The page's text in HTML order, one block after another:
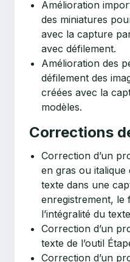
Amélioration
des miniatures
avec la capture
avec défilement.
Amélioration des
défilement des
créées avec la
modèles.
Corrections
Correction d’un
en gras ou italique
texte dans une
enregistrement, le
l’intégralité du
Correction d’un
texte de l’outil
Correction d’un